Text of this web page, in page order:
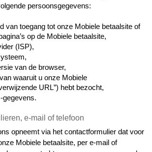
persoonsgegevens:
van toegang tot onze Mobiele betaalsite of
op de Mobiele betaalsite,
(ISP),
van de browser,
waaruit u onze Mobiele
URL”) hebt bezocht,
gegevens.
e-mail of telefoon
opneemt via het contactformulier dat voor
Mobiele betaalsite, per e-mail of